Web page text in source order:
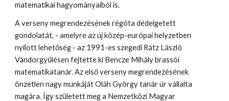
matematikai hagyományaiból is.
A verseny megrendezésének régóta dédelgetett
gondolatát, - amelyre az új közép-európai helyzetben
nyílott lehetőség - az 1991-es szegedi Rátz László
Vándorgyűlésen fejtette ki Bencze Mihály brassói
matematikatanár. Az első verseny megrendezésének
önzetlen nagy munkáját Oláh György tanár úr vállalta
magára. Így született meg a Nemzetközi Magyar